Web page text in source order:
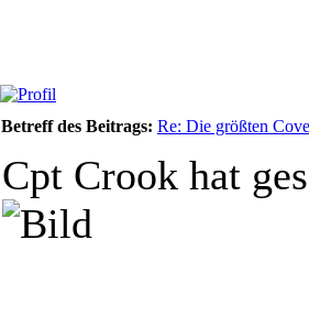
Betreff des Beitrags: Re: Die größten
Cpt Crook hat